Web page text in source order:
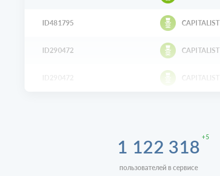
ID481795 CAPITALIST
ID290472 CAPITALIST
1 122 318 +5
пользователей в сервисе